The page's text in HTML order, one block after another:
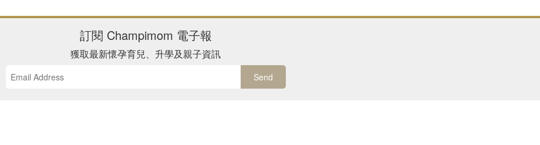
訂閱 Champimom 電子報
獲取最新懷孕育兒、升學及親子資訊
Send